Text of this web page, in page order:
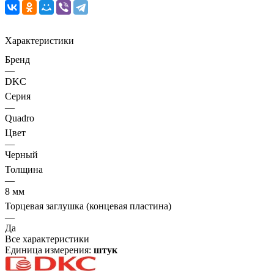
Характеристики
Бренд
—
DKC
Серия
—
Quadro
Цвет
—
Черный
Толщина
—
8 мм
Торцевая заглушка (концевая пластина)
—
Да
Все характеристики
Единица измерения: штук